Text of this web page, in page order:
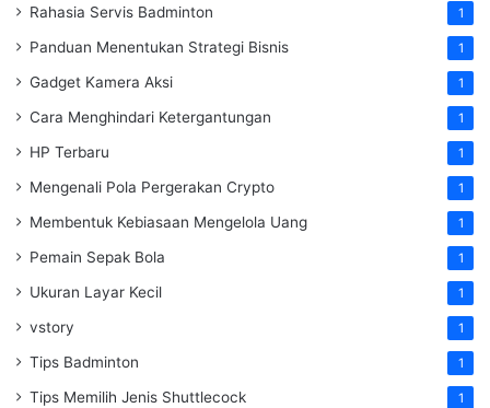
Rahasia Servis Badminton 1
Panduan Menentukan Strategi Bisnis 1
Gadget Kamera Aksi 1
Cara Menghindari Ketergantungan 1
HP Terbaru 1
Mengenali Pola Pergerakan Crypto 1
Membentuk Kebiasaan Mengelola Uang 1
Pemain Sepak Bola 1
Ukuran Layar Kecil 1
vstory 1
Tips Badminton 1
Tips Memilih Jenis Shuttlecock 1